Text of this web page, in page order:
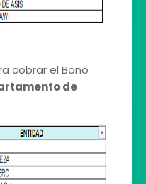
cobrar el Bono
de